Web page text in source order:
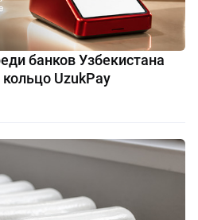
банков Узбекистана
UzukPay